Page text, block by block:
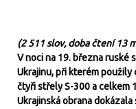
(2 511 slov, doba čtení 13
V noci na 19. března ruské
Ukrajinu, při kterém
čtyři střely S-300 a celkem
Ukrajinská obrana